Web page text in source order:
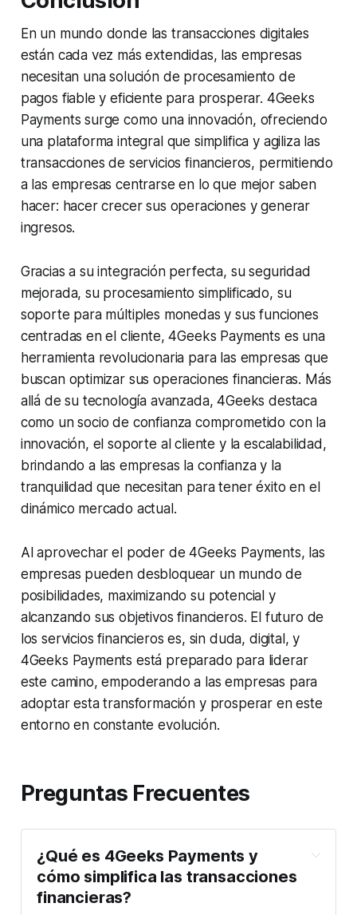
En un mundo donde las transacciones digitales
están cada vez más extendidas, las empresas
necesitan una solución de procesamiento de
pagos fiable y eficiente para prosperar. 4Geeks
Payments surge como una innovación, ofreciendo
una plataforma integral que simplifica y agiliza las
transacciones de servicios financieros, permitiendo
a las empresas centrarse en lo que mejor saben
hacer: hacer crecer sus operaciones y generar
ingresos.
Gracias a su integración perfecta, su seguridad
mejorada, su procesamiento simplificado, su
soporte para múltiples monedas y sus funciones
centradas en el cliente, 4Geeks Payments es una
herramienta revolucionaria para las empresas que
buscan optimizar sus operaciones financieras. Más
allá de su tecnología avanzada, 4Geeks destaca
como un socio de confianza comprometido con la
innovación, el soporte al cliente y la escalabilidad,
brindando a las empresas la confianza y la
tranquilidad que necesitan para tener éxito en el
dinámico mercado actual.
Al aprovechar el poder de 4Geeks Payments, las
empresas pueden desbloquear un mundo de
posibilidades, maximizando su potencial y
alcanzando sus objetivos financieros. El futuro de
los servicios financieros es, sin duda, digital, y
4Geeks Payments está preparado para liderar
este camino, empoderando a las empresas para
adoptar esta transformación y prosperar en este
entorno en constante evolución.
Preguntas Frecuentes
¿Qué es 4Geeks Payments y
cómo simplifica las transacciones
financieras?